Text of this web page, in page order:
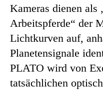
Kameras dienen als
Arbeitspferde“ der
Lichtkurven auf,
Planetensignale
PLATO wird von
tatsächlichen